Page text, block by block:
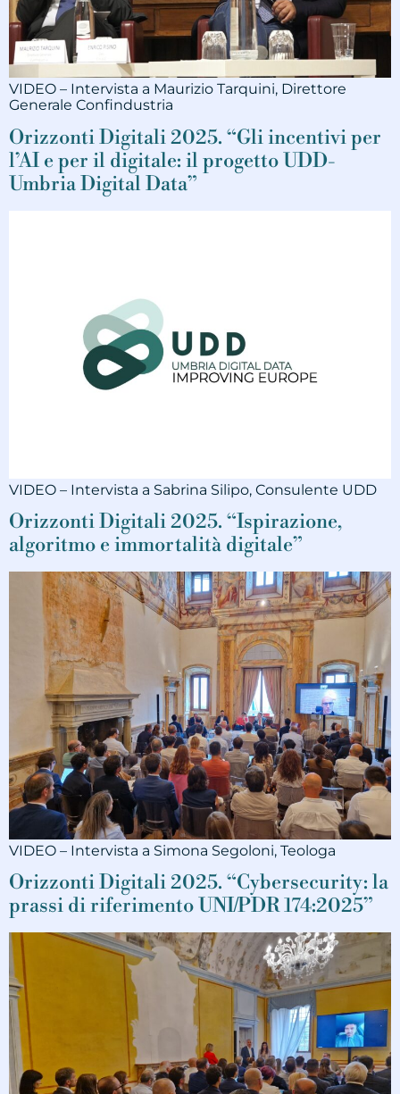
VIDEO – Intervista a Maurizio Tarquini, Direttore
Generale Confindustria
Orizzonti Digitali 2025. “Gli incentivi per
l’AI e per il digitale: il progetto UDD-
Umbria Digital Data”
VIDEO – Intervista a Sabrina Silipo, Consulente UDD
Orizzonti Digitali 2025. “Ispirazione,
algoritmo e immortalità digitale”
VIDEO – Intervista a Simona Segoloni, Teologa
Orizzonti Digitali 2025. “Cybersecurity: la
prassi di riferimento UNI/PDR 174:2025”